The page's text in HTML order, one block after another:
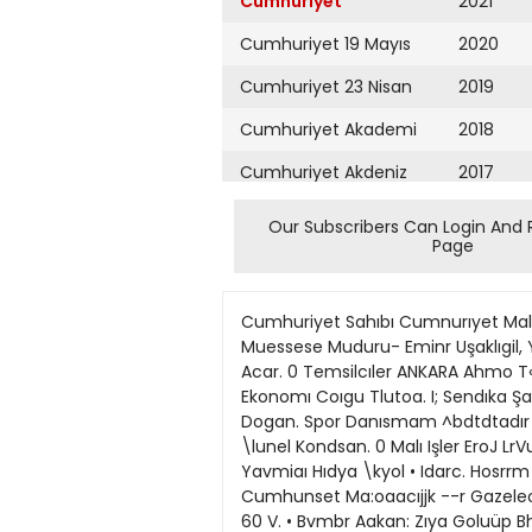
Cumhuriyet 19 Mayıs
Cumhuriyet 23 Nisan
Cumhuriyet Akademi
Cumhuriyet Akdeniz
Cumhuriyet Alışveriş
Cumhuriyet Ankara
Cumhuriyet Büyük
Taaruz
Cumhuriyet
Cumartesi
Cumhuriyet Çevre
2020
2019
2018
2017
2016
2015
2013
2012
2011
2010
2009
Our Subscribers Can Login And
Page
Cumhuriyet Sahıbı Cumnurıyet Malbaacılık ve Gazetecıhk Turk Anonım Şırken adına Nadir Nadi 0 Genel Yayın Muduru: Hasaa Cemıi, Muessese Muduru- Eminr Uşaklıgil, Yazı l;leri Muduru. Oksy Goımsin. • Haber Merke/; Muduru. Yalçın Bayer, Sa>fa Duzenı Yoneımenı: Ali Acar. 0 Temsilcıler ANKARA Ahmo T«n, İZMİR HiknM Çelialuo*. AD\NA. Çctin Yignıotfıı Iç Polllıka. Cdal Bı$bagi(. Dış HaberlCT: Eıgıa Mci. Ekonomı Coıgu Tlutoa. I; Sendıka Şaknn b M d . Kul'ur Otal Ister. Eğltım Gtnaç Şavtan. Haber Araçtınna tsmd Beritul, Yun Haberlen Vcdet Dogan. Spor Danısmam ^bdtdtadır tucdman. D-.n Yazlar Kcrtm («hşkin. Ajuşlı.-ma Şahin Mp«>, Duzcllme Abddali Vazın # koo-dınaıor \lunel Kondsan. 0 Malı Işler EroJ LrVul. 0 Muhisebe ButoH fenrr # Bu:«-Planlama. S o p Osmanbestoglu # Rcklaın \J5» Tonın. # Ek Yavmiaı Hıdya \kyol • Idarc. Hosrrm Gıarr. • IşlRme Onder Çdik. • Bılgj-lşlon Nul Inal. 0 ftrconel Srvp Bosuncıogta. Banm .,• >ayan Cumhunset Ma:oaacıjjk --r Gazeleojık TAŞ. Türt Oca*ı Cad. 39.41 ' t ^ HJM İ3 PK 116-iaınbul Td 512 05 05 (20 haı). T«fcx. 22H6 Fax. (1) 526 60 V. • Bvmbr Aakan: Zıya Goluüp Bh Inüuüp S No 19,4. Td 133 II 41-47, Teta. 42344 Hu. (4) 133 05 65 0 bn»r H Zıva BN 1352 İ2/3, Td. 15 12 30. iarx. 52359 Fıt (51) 19 53 60 0 tdMt Inönu Cad 119 S. No I Kal I. Td 19 V 52 (4 ha:). Tdo. 62155. FIA. (71) 19 37 52 TAKVİM: 22 NİSAN 1990 İmsak: 4.33 Guneş: 6.08 Öğle: 13.08 lkindi: 16.54 Akşam: 19.57 Yatsı: 21.25 Haydi sahici ktirk boykotıına Scherrer Modaevi, sahici kürkleri boykot ediyor. İstese en seçkin vizonları, panterleri, rönarları kullanamaz mı defilesinde, koleksiyonunda? En güzellerini kullanabilir kuşkusuz. Ama yalancıları ile yetiniyor. Daha mı az şık modelleri? Kıyafetleri çekiciliğinden ne yitiriyor ki? NECLA SEYHUN Laetitia Scherrer. sırtında ucu saçaklı kilim şalı ve yanında unliı Kebra'sı ile. PARİS — Eğer boyunuz 1.80'in üstundeyse, eğer aJabildiğine guzel ve çarpıcı iseniz, sarı gür saçlarınız omuzlannızdan aşağı seller gibi iniyorsa, eğer sırtınızda ünlü modacı Scherrer'in son moda ilginç bir giysisi varsa, ustelik Scherrer'in kızıysaruz, üstüne üstelik yanımzda dev gibi bir köpekle, bir Labrador'la yürüyorsanız, podyurnda dikkatlerin odak noktası olmanızdan daha doğal ne var?.. Evet, Laetitia Scherrer sırtında babasının 1990-91 kışı için hazırladığı son derece ilginç halı motifli elbise ve saçaklı pelerinle tüm bakışları peşinden sürükleyerek böyle yürüyordu podyumda. Yanındaki dev Labrador dikkatleri en az onunki kadar çekiyordu üstüne. Elimdeki basın dosyasında ismı yazılıydı köpeğin: Kebra. Terk